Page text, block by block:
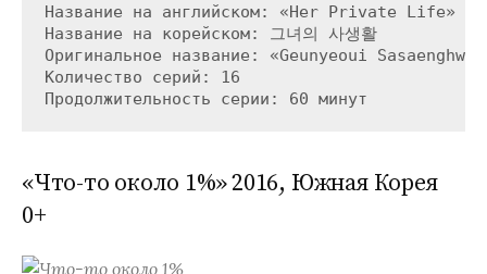
Название на английском: «Her Private Life»
Название на корейском: 그녀의 사생활
Оригинальное название: «Geunyeoui
Количество серий: 16
«Что-то около 1%» 2016, Южная Корея
0+